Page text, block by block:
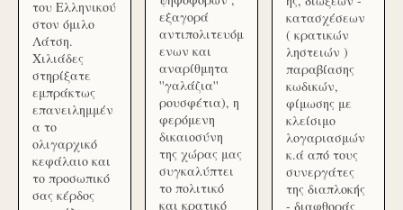
του Ελληνικού
στον όμιλο
Λάτση.
Χιλιάδες
στηρίξατε
εμπράκτως
επανειλημμέν
α το
ολιγαρχικό
κεφάλαιο και
το προσωπικό
σας κέρδος
εξαγορά
αντιπολιτευόμ
ενων και
αναρίθμητα
''γαλάζια''
ρουσφέτια), η
φερόμενη
δικαιοσύνη
της χώρας μας
συγκαλύπτει
το πολιτικό
και κρατικό
κατασχέσεων
( κρατικών
ληστειών )
παραβίασης
κωδικών,
φίμωσης με
κλείσιμο
λογαριασμών
κ.ά από τους
συνεργάτες
της διαπλοκής
- διαφθοράς